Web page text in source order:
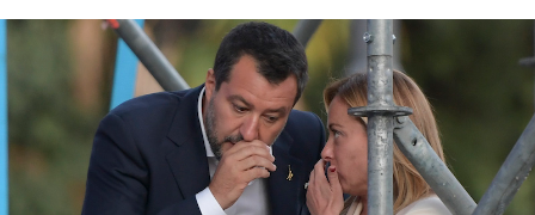
PODCAST
NEWSLETTER